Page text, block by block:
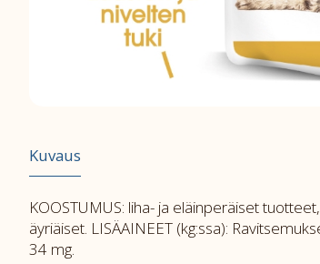
Kuvaus
KOOSTUMUS: liha- ja eläinperäiset
äyriäiset. LISÄAINEET (kg:ssa):
34 mg.